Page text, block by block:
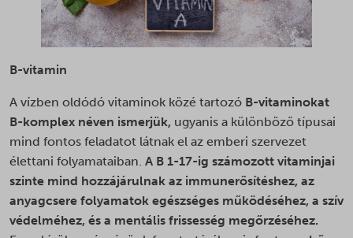
B-vitamin
A vízben oldódó vitaminok közé tartozó B-vitaminokat
B-komplex néven ismerjük, ugyanis a különböző típusai
mind fontos feladatot látnak el az emberi szervezet
élettani folyamataiban. A B 1-17-ig számozott vitaminjai
szinte mind hozzájárulnak az immunerősítéshez, az
anyagcsere folyamatok egészséges működéséhez, a szív
védelméhez, és a mentális frissesség megőrzéséhez.